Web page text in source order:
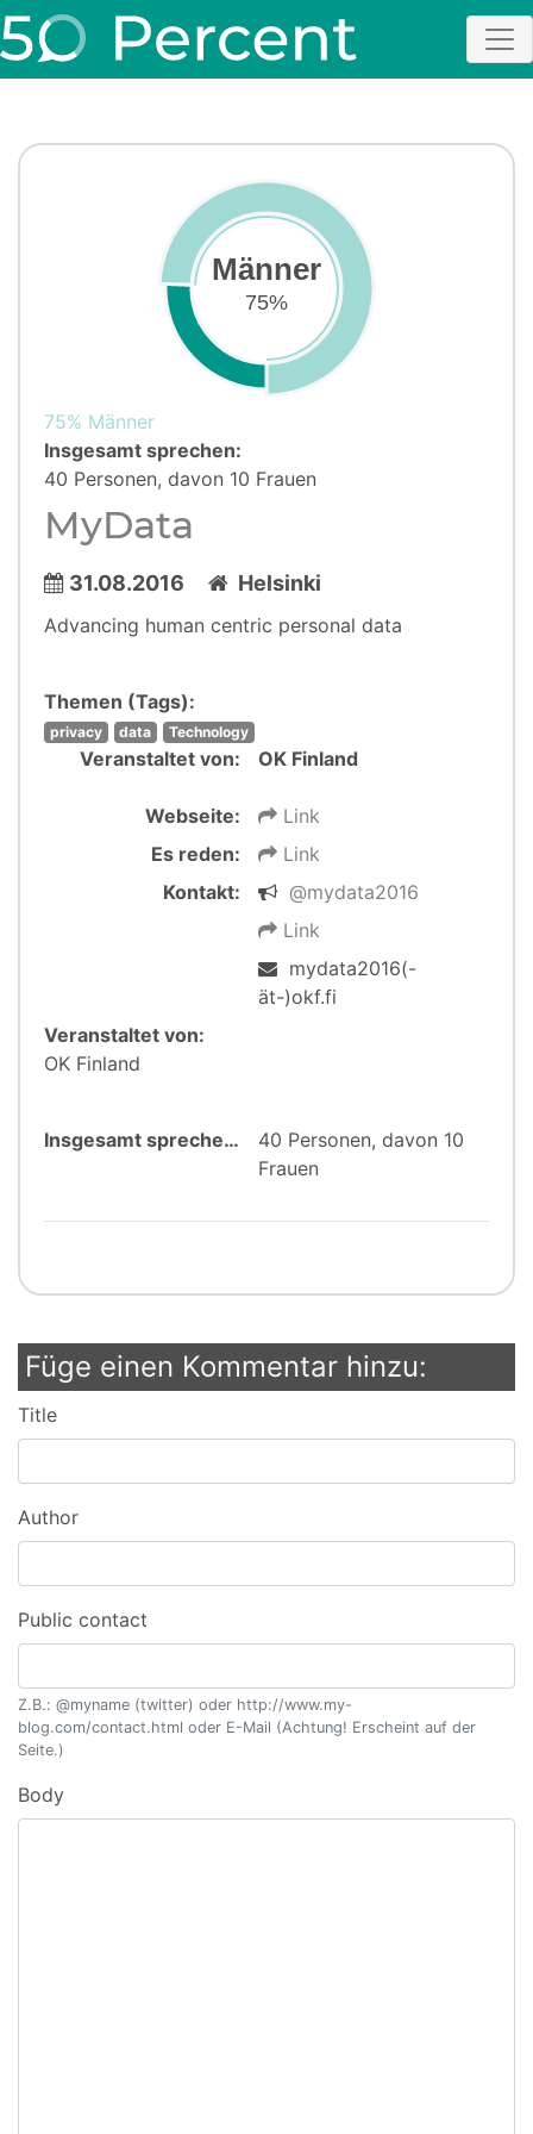
Männer
75%
75% Männer
Insgesamt sprechen:
40 Personen, davon 10 Frauen
MyData
31.08.2016 Helsinki
Advancing human centric personal data
Themen (Tags):
privacy data Technology
Veranstaltet von: OK Finland
Webseite:
Link
Es reden:
Link
Kontakt:
@mydata2016
Link
mydata2016(-
ät-)okf.fi
Veranstaltet von:
OK Finland
Insgesamt sprechen:
40 Personen, davon 10
Frauen
Füge einen Kommentar hinzu:
Title
Author
Public contact
Z.B.: @myname (twitter) oder http://www.my-
blog.com/contact.html oder E-Mail (Achtung! Erscheint auf der
Seite.)
Body